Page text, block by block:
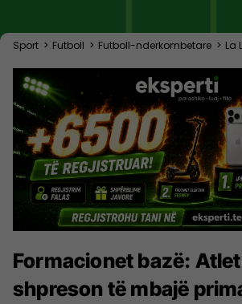
Sport > Futboll > Futboll-nderkombetare > La
Formacionet bazë:
shpreson të mbajë